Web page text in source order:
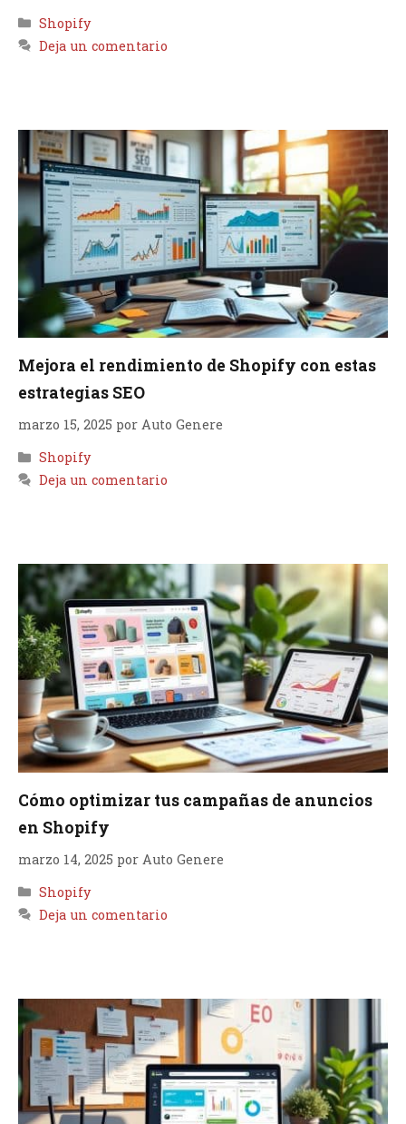
Categorías
Shopify
Deja un comentario
Mejora el rendimiento de Shopify con estas
estrategias SEO
marzo 15, 2025 por Auto Genere
Categorías
Shopify
Deja un comentario
Cómo optimizar tus campañas de anuncios
en Shopify
marzo 14, 2025 por Auto Genere
Categorías
Shopify
Deja un comentario